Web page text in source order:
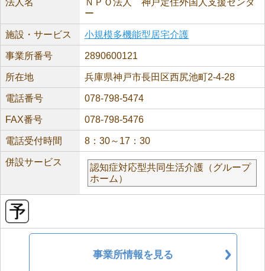
法人名
ＮＰＯ法人 神戸定住外国人支援センタ
ー
施設・サービス 小規模多機能型居宅介護
事業所番号 2890600121
所在地 兵庫県神戸市長田区西尻池町2-4-28
電話番号 078-798-5474
FAX番号 078-798-5476
電話受付時間 8：30～17：30
併設サービス
認知症対応型共同生活介護（グループ
ホーム）
事業所情報を見る